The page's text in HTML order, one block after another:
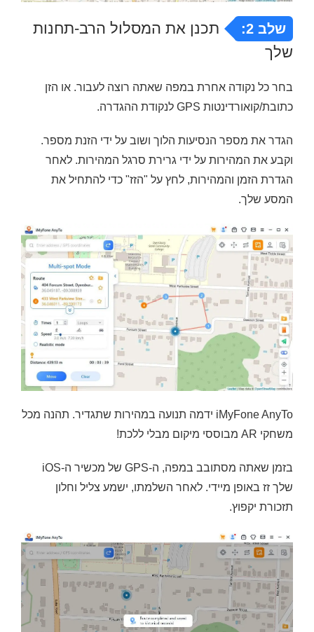
שלב 2:
תכנן את המסלול הרב-תחנות
שלך
בחר כל נקודה אחרת במפה שאתה רוצה לעבור. או הזן
כתובת/קואורדינטות GPS לנקודת ההגדרה.
הגדר את מספר הנסיעות הלוך ושוב על ידי הזנת מספר.
וקבע את המהירות על ידי גרירת סרגל המהירות. לאחר
הגדרת הזמן והמהירות, לחץ על "הזז" כדי להתחיל את
המסע שלך.
iMyFone AnyTo ידמה תנועה במהירות שתגדיר. תהנה מכל
משחקי AR מבוססי מיקום מבלי ללכת!
בזמן שאתה מסתובב במפה, ה-GPS של מכשיר ה-iOS
שלך זז באופן מיידי. לאחר השלמתו, ישמע צליל וחלון
תזכורת יקפוץ.